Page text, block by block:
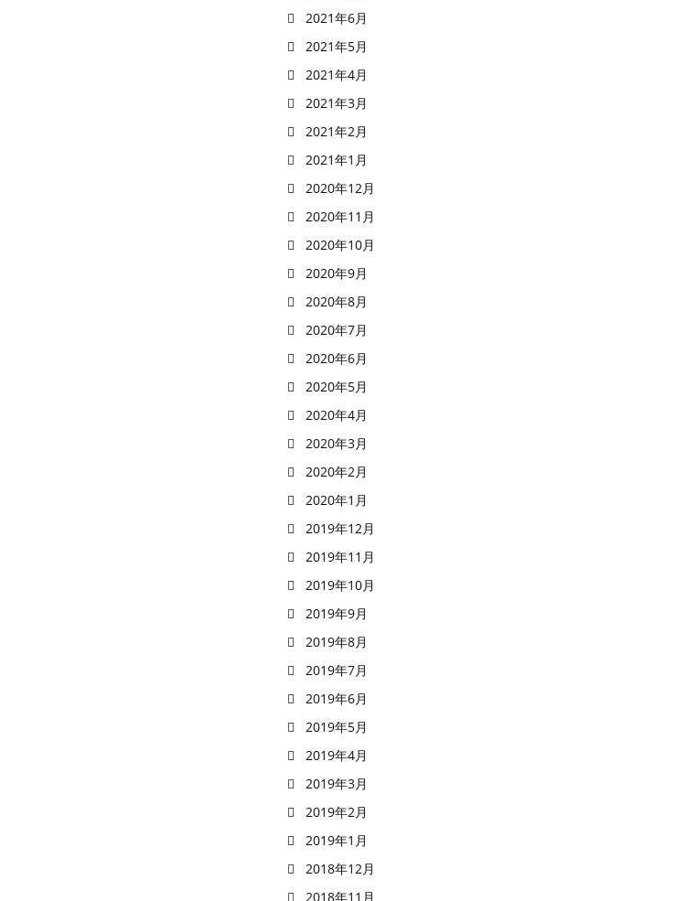
2021年6月
2021年5月
2021年4月
2021年3月
2021年2月
2021年1月
2020年12月
2020年11月
2020年10月
2020年9月
2020年8月
2020年7月
2020年6月
2020年5月
2020年4月
2020年3月
2020年2月
2020年1月
2019年12月
2019年11月
2019年10月
2019年9月
2019年8月
2019年7月
2019年6月
2019年5月
2019年4月
2019年3月
2019年2月
2019年1月
2018年12月
2018年11月